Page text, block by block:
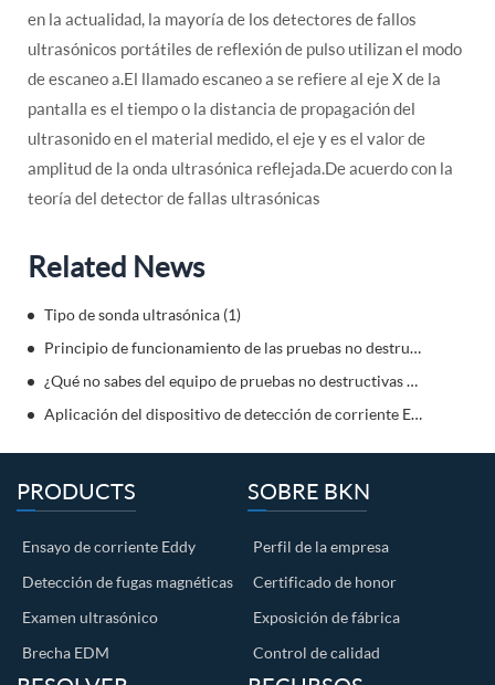
en la actualidad, la mayoría de los detectores de fallos
ultrasónicos portátiles de reflexión de pulso utilizan el modo
de escaneo a.El llamado escaneo a se refiere al eje X de la
pantalla es el tiempo o la distancia de propagación del
ultrasonido en el material medido, el eje y es el valor de
amplitud de la onda ultrasónica reflejada.De acuerdo con la
teoría del detector de fallas ultrasónicas
Related News
Tipo de sonda ultrasónica (1)
Principio de funcionamiento de las pruebas no destructivas ECT
¿Qué no sabes del equipo de pruebas no destructivas Eddy?
Aplicación del dispositivo de detección de corriente Eddy en el campo de alta gama
PRODUCTS
Ensayo de corriente Eddy
Detección de fugas magnéticas
Examen ultrasónico
Brecha EDM
SOBRE BKN
Perfil de la empresa
Certificado de honor
Exposición de fábrica
Control de calidad